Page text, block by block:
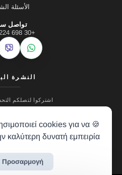
الأسئلة
تواصل
+30 698 224 1089
النشرة
اشتركوا لتصلكم
cookies για να
καλύτερη δυνατή εμπειρία.
Προσαρμογή